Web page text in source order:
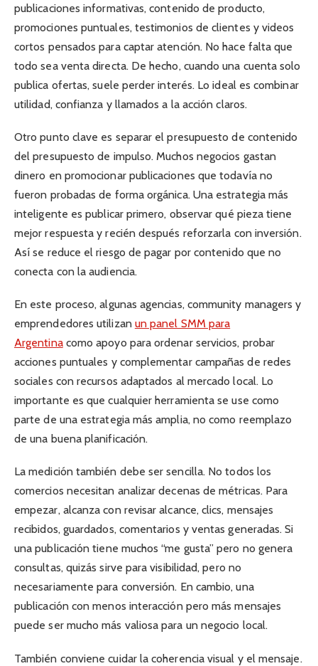
publicaciones informativas, contenido de producto,
promociones puntuales, testimonios de clientes y videos
cortos pensados para captar atención. No hace falta que
todo sea venta directa. De hecho, cuando una cuenta solo
publica ofertas, suele perder interés. Lo ideal es combinar
utilidad, confianza y llamados a la acción claros.
Otro punto clave es separar el presupuesto de contenido
del presupuesto de impulso. Muchos negocios gastan
dinero en promocionar publicaciones que todavía no
fueron probadas de forma orgánica. Una estrategia más
inteligente es publicar primero, observar qué pieza tiene
mejor respuesta y recién después reforzarla con inversión.
Así se reduce el riesgo de pagar por contenido que no
conecta con la audiencia.
En este proceso, algunas agencias, community managers y
emprendedores utilizan un panel SMM para
Argentinacomo apoyo para ordenar servicios, probar
acciones puntuales y complementar campañas de redes
sociales con recursos adaptados al mercado local. Lo
importante es que cualquier herramienta se use como
parte de una estrategia más amplia, no como reemplazo
de una buena planificación.
La medición también debe ser sencilla. No todos los
comercios necesitan analizar decenas de métricas. Para
empezar, alcanza con revisar alcance, clics, mensajes
recibidos, guardados, comentarios y ventas generadas. Si
una publicación tiene muchos “me gusta” pero no genera
consultas, quizás sirve para visibilidad, pero no
necesariamente para conversión. En cambio, una
publicación con menos interacción pero más mensajes
puede ser mucho más valiosa para un negocio local.
También conviene cuidar la coherencia visual y el mensaje.